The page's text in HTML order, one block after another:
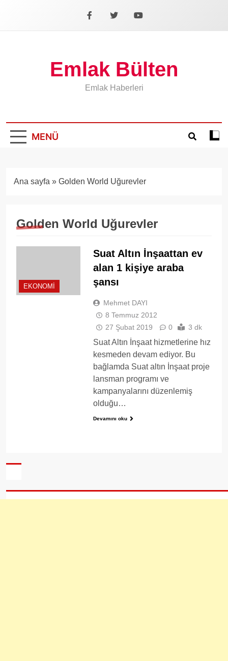
Facebook
X YouTube
Emlak Bülten
Emlak Haberleri
MENÜ
Koyu
Ana sayfa » Golden World Uğurevler
Golden World Uğurevler
EKONOMI
Suat Altın İnşaattan ev
alan 1 kişiye araba
şansı
Mehmet DAYI
8 Temmuz 2012
27 Şubat 2019
0 3 dk
Suat Altın İnşaat hizmetlerine hız
kesmeden devam ediyor. Bu
bağlamda Suat altın İnşaat proje
lansman programı ve
kampanyalarını düzenlemiş
olduğu…
Devamını oku